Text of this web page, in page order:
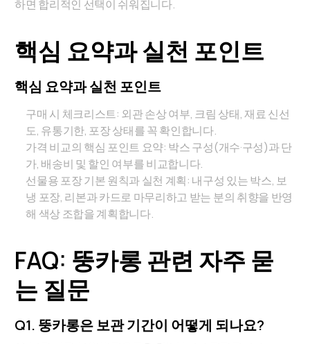
하면 합리적인 선택이 쉬워집니다.
핵심 요약과 실천 포인트
핵심 요약과 실천 포인트
구매 시 체크리스트: 외관 손상 여부, 크림 상태, 재료 신선
도, 유통기한, 포장 상태를 꼭 확인합니다.
가격 비교의 핵심 포인트 요약: 박스 구성(개수·구성)과 단
가, 배송비 및 할인 여부를 비교합니다.
선물용 포장 기본 원칙과 실천 계획: 내구성 있는 박스, 보
냉 포장, 리본과 카드로 마무리하고 받는 분의 취향을 반영
해 색상 조합을 계획합니다.
FAQ: 뚱카롱 관련 자주 묻
는 질문
Q1. 뚱카롱은 보관 기간이 어떻게 되나요?